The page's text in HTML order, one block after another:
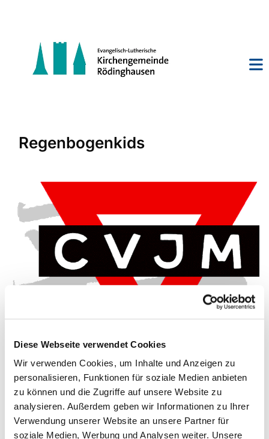
Diese Webseite verwendet Cookies
Wir verwenden Cookies, um Inhalte und Anzeigen zu
personalisieren, Funktionen für soziale Medien anbieten
zu können und die Zugriffe auf unsere Website zu
analysieren. Außerdem geben wir Informationen zu Ihrer
Verwendung unserer Website an unsere Partner für
soziale Medien, Werbung und Analysen weiter. Unsere
Regenbogenkids
Dienstag, 2. Februar 2027, 16:00 -
17:00 Uhr
Gemeindehaus Schwenningdorf, Am